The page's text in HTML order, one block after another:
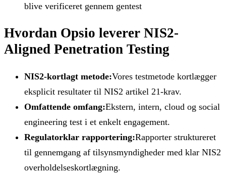
blive verificeret gennem gentest
Hvordan Opsio leverer NIS2-
Aligned Penetration Testing
NIS2-kortlagt metode:Vores testmetode kortlægger
eksplicit resultater til NIS2 artikel 21-krav.
Omfattende omfang:Ekstern, intern, cloud og social
engineering test i et enkelt engagement.
Regulatorklar rapportering:Rapporter struktureret
til gennemgang af tilsynsmyndigheder med klar NIS2
overholdelseskortlægning.